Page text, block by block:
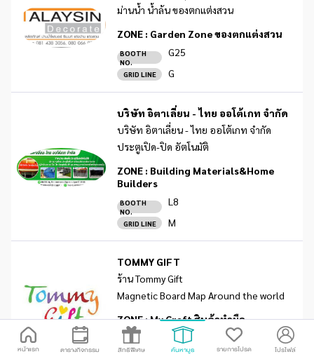
ม่านน้ำ น้ำล้น ของตกแต่งสวน
ZONE : Garden Zone ของตกแต่งสวน
BOOTH
NO.
G25
GRID LINE G
บริษัท อิตาเลี่ยน - ไทย ออโต้เกท จำกัด
บริษัท อิตาเลี่ยน - ไทย ออโต้เกท จำกัด
ประตูเปิด-ปิด อัตโนมัติ
ZONE : Building Materials&Home
Builders
BOOTH
NO.
L8
GRID LINE M
TOMMY GIFT
ร้าน Tommy Gift
Magnetic Board Map Around the world
ZONE :My Craft สินค้าทำมือ
NO.
V2
หน้าแรก ตารางกิจกรรม สิทธิพิเศษ ค้นหาบูธ รายการโปรด โปรไฟล์